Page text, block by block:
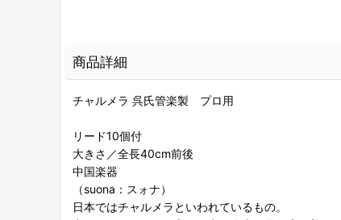
商品詳細
チャルメラ 呉氏管楽製 プロ用
リード10個付
大きさ／全長40cm前後
中国楽器
（suona：スォナ）
日本ではチャルメラといわれているもの。